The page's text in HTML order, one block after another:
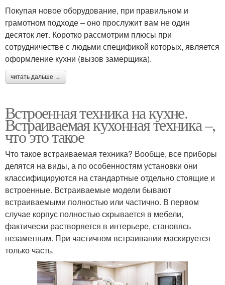
Покупая новое оборудование, при правильном и
грамотном подходе – оно прослужит вам не один
десяток лет. Коротко рассмотрим плюсы при
сотрудничестве с людьми спецификой которых, является
оформление кухни (вызов замерщика).
читать дальше →
Встроенная техника на кухне.
Встраиваемая кухонная техника –,
что это такое
Что такое встраиваемая техника? Вообще, все приборы
делятся на виды, а по особенностям установки они
классифицируются на стандартные отдельно стоящие и
встроенные. Встраиваемые модели бывают
встраиваемыми полностью или частично. В первом
случае корпус полностью скрывается в мебели,
фактически растворяется в интерьере, становясь
незаметным. При частичном встраивании маскируется
только часть.